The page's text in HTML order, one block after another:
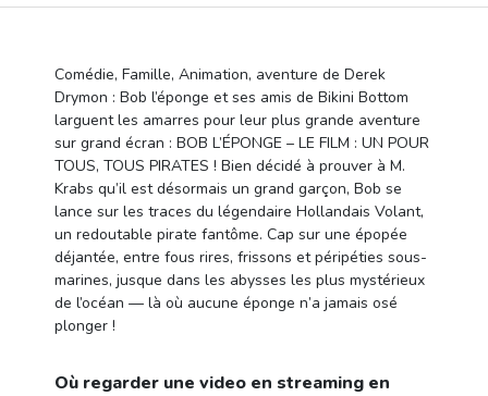
Comédie, Famille, Animation, aventure de Derek
Drymon : Bob l’éponge et ses amis de Bikini Bottom
larguent les amarres pour leur plus grande aventure
sur grand écran : BOB L’ÉPONGE – LE FILM : UN POUR
TOUS, TOUS PIRATES ! Bien décidé à prouver à M.
Krabs qu’il est désormais un grand garçon, Bob se
lance sur les traces du légendaire Hollandais Volant,
un redoutable pirate fantôme. Cap sur une épopée
déjantée, entre fous rires, frissons et péripéties sous-
marines, jusque dans les abysses les plus mystérieux
de l’océan — là où aucune éponge n’a jamais osé
plonger !
Où regarder une video en streaming en